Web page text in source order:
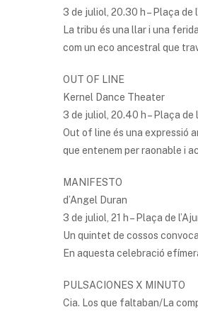
3 de juliol, 20.30 h – Plaça de
La tribu és una llar i una
com un eco ancestral que
OUT OF LINE
Kernel Dance Theater
3 de juliol, 20.40 h – Plaça de
Out of line és una expressió
que entenem per raonable i
MANIFESTO
d’Angel Duran
3 de juliol, 21 h – Plaça de
Un quintet de cossos
En aquesta celebració
PULSACIONES X MINUTO
Cia. Los que faltaban/La